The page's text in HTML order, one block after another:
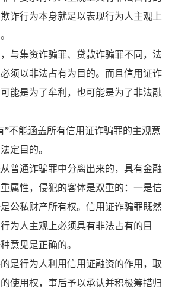
诈行为本身就足以表现行为人主观上
与集资诈骗罪、贷款诈骗罪不同，法
须以非法占有为目的。而且信用证诈
能是为了牟利，也可能是为了非法融
”不能涵盖所有信用证诈骗罪的主观意
定目的。
普通诈骗罪中分离出来的，具有金融
属性，侵犯的客体是双重的：一是信
公私财产所有权。信用证诈骗罪既然
为人主观上必须具有非法占有的目
意见是正确的。
是行为人利用信用证融资的作用，取
使用权，事后予以承认并积极筹措归